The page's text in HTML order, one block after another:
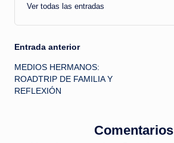
Ver todas las entradas
Navegación
de
entradas
Entrada anterior
MEDIOS HERMANOS:
ROADTRIP DE FAMILIA Y
REFLEXIÓN
Comentarios